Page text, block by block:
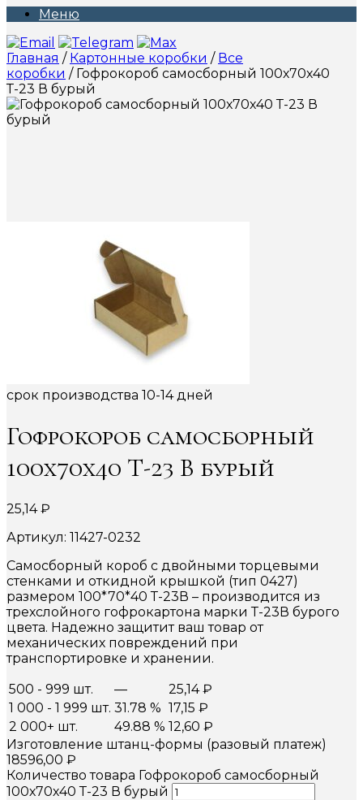
Меню
Главная / Картонные коробки / Все
коробки / Гофрокороб самосборный 100х70х40
Т-23 В бурый
срок производства 10-14 дней
Гофрокороб самосборный
100х70х40 Т-23 В бурый
25,14₽
Артикул: 11427-0232
Самосборный короб с двойными торцевыми
стенками и откидной крышкой (тип 0427)
размером 100*70*40 Т-23В – производится из
трехслойного гофрокартона марки Т-23В бурого
цвета. Надежно защитит ваш товар от
механических повреждений при
транспортировке и хранении.
500 - 999 шт.
— 25,14₽
1 000 - 1 999 шт. 31.78 % 17,15 ₽
2 000+ шт.
49.88 % 12,60 ₽
Изготовление штанц-формы (разовый платеж)
18596,00 ₽
Количество товара Гофрокороб самосборный
100х70х40 Т-23 В бурый